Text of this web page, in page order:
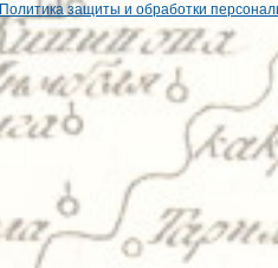
Политика защиты и обработки